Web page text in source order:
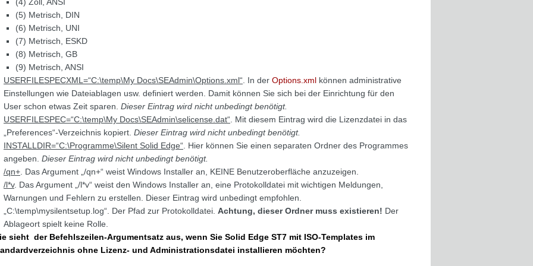
(5) Metrisch, DIN
(6) Metrisch, UNI
(7) Metrisch, ESKD
(8) Metrisch, GB
(9) Metrisch, ANSI
USERFILESPECXML=“C:\temp\My Docs\SEAdmin\Options.xml“ . In der Options.xml können administrative
Einstellungen wie Dateiablagen usw. definiert werden. Damit können Sie sich bei der Einrichtung für den
User schon etwas Zeit sparen. Dieser Eintrag wird nicht unbedingt benötigt.
USERFILESPEC=“C:\temp\My Docs\SEAdmin\selicense.dat“ . Mit diesem Eintrag wird die Lizenzdatei in das
„Preferences“-Verzeichnis kopiert. Dieser Eintrag wird nicht unbedingt benötigt.
INSTALLDIR=“C:\Programme\Silent Solid Edge“ . Hier können Sie einen separaten Ordner des Programmes
angeben. Dieser Eintrag wird nicht unbedingt benötigt.
/qn+ . Das Argument „/qn+“ weist Windows Installer an, KEINE Benutzeroberfläche anzuzeigen.
/l*v. Das Argument „/l*v“ weist den Windows Installer an, eine Protokolldatei mit wichtigen Meldungen,
Warnungen und Fehlern zu erstellen. Dieser Eintrag wird unbedingt empfohlen.
„C:\temp\mysilentsetup.log“. Der Pfad zur Protokolldatei. Achtung, dieser Ordner muss existieren! Der
Ablageort spielt keine Rolle.
sieht der Befehlszeilen-Argumentsatz aus, wenn Sie Solid Edge ST7 mit ISO-Templates im
ohne Lizenz- und Administrationsdatei installieren möchten?